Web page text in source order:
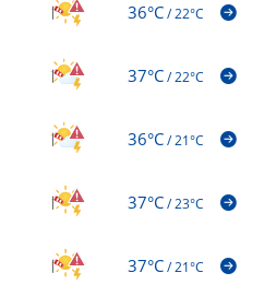
36°C/22°C
37°C/22°C
36°C/21°C
37°C/23°C
37°C/21°C